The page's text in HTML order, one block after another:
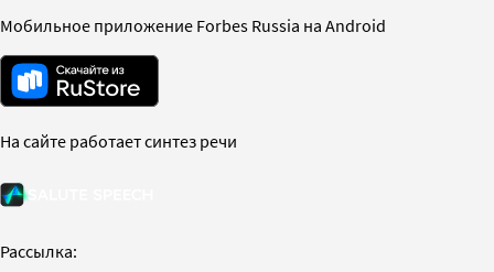
Мобильное приложение Forbes Russia на Android
На сайте работает синтез речи
Рассылка: